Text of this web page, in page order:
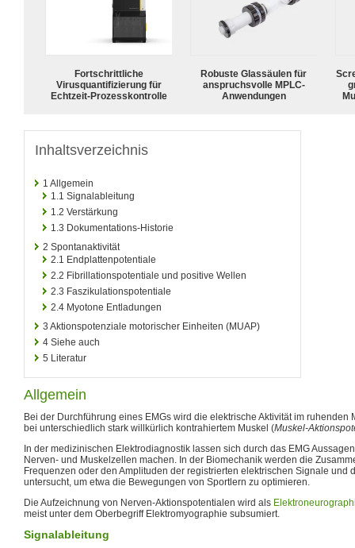
Fortschrittliche
Virusquantifizierung für
Echtzeit-Prozesskontrolle
Robuste Glassäulen für
anspruchsvolle MPLC-
Anwendungen
Inhaltsverzeichnis
1 Allgemein
1.1 Signalableitung
1.2 Verstärkung
1.3 Dokumentations-Historie
2 Spontanaktivität
2.1 Endplattenpotentiale
2.2 Fibrillationspotentiale und positive Wellen
2.3 Faszikulationspotentiale
2.4 Myotone Entladungen
3 Aktionspotenziale motorischer Einheiten (MUAP)
4 Siehe auch
5 Literatur
Allgemein
Bei der Durchführung eines EMGs wird die elektrische Aktivität im ruhenden
bei unterschiedlich stark willkürlich kontrahiertem Muskel (Muskel-
In der medizinischen Elektrodiagnostik lassen sich durch das EMG
Nerven- und Muskelzellen machen. In der Biomechanik werden die
Frequenzen oder den Amplituden der registrierten elektrischen Signale und
untersucht, um etwa die Bewegungen von Sportlern zu optimieren.
Die Aufzeichnung von Nerven-Aktionspotentialen wird als
meist unter dem Oberbegriff Elektromyographie subsumiert.
Signalableitung